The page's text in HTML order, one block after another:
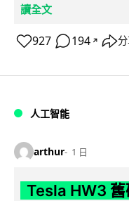
讀全文
927 194 ↗
人工智能
arthur 1 日
Tesla HW3